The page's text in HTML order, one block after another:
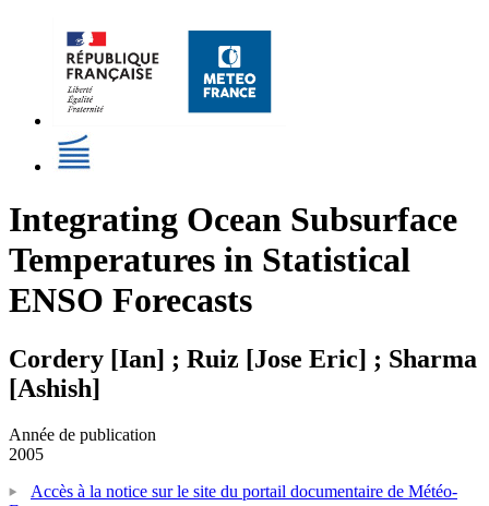
Integrating Ocean Subsurface
Temperatures in Statistical
ENSO Forecasts
Cordery [Ian] ; Ruiz [Jose Eric] ; Sharma
[Ashish]
Année de publication
2005
Accès à la notice sur le site du portail documentaire de Météo-